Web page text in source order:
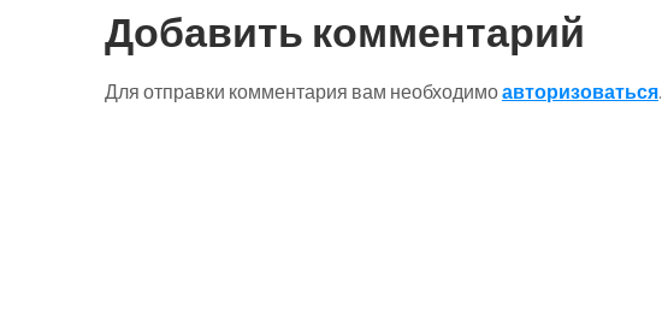
записям
Добавить комментарий
Для отправки комментария вам необходимоавторизоваться.